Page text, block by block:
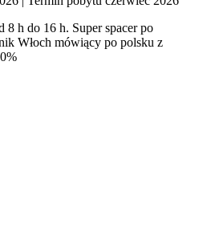
h do 16 h. Super spacer po
Włoch mówiący po polsku z